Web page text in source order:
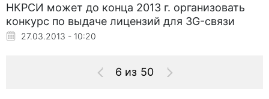
НКРСИ может до конца 2013 г. организовать
конкурс по выдаче лицензий для 3G-связи
27.03.2013 - 10:20
6 из 50